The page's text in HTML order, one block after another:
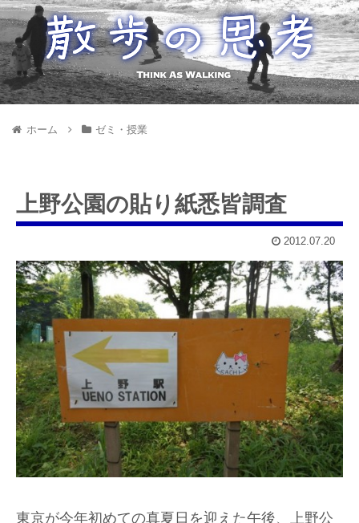
ホーム ゼミ・授業
上野公園の貼り紙悉皆調査
2012.07.20
東京が今年初めての真夏日を迎えた午後、上野公